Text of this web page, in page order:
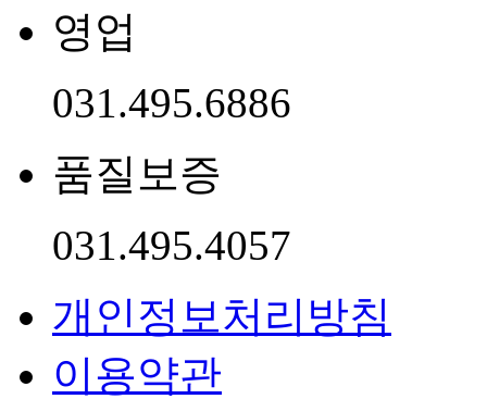
영업
031.495.6886
품질보증
031.495.4057
개인정보처리방침
이용약관